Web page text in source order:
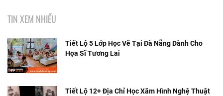
TIN XEM NHIỀU
Tiết Lộ 5 Lớp Học Vẽ Tại Đà Nẵng Dành Cho
Họa Sĩ Tương Lai
Tiết Lộ 12+ Địa Chỉ Học Xăm Hình Nghệ Thuật